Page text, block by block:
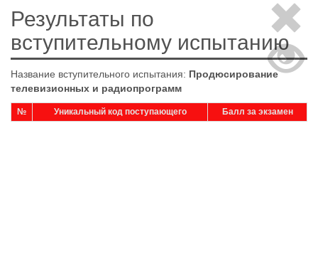
Результаты по
вступительному испытанию
Название вступительного испытания: Продюсирование
телевизионных и радиопрограмм
№ Уникальный код поступающего Балл за экзамен